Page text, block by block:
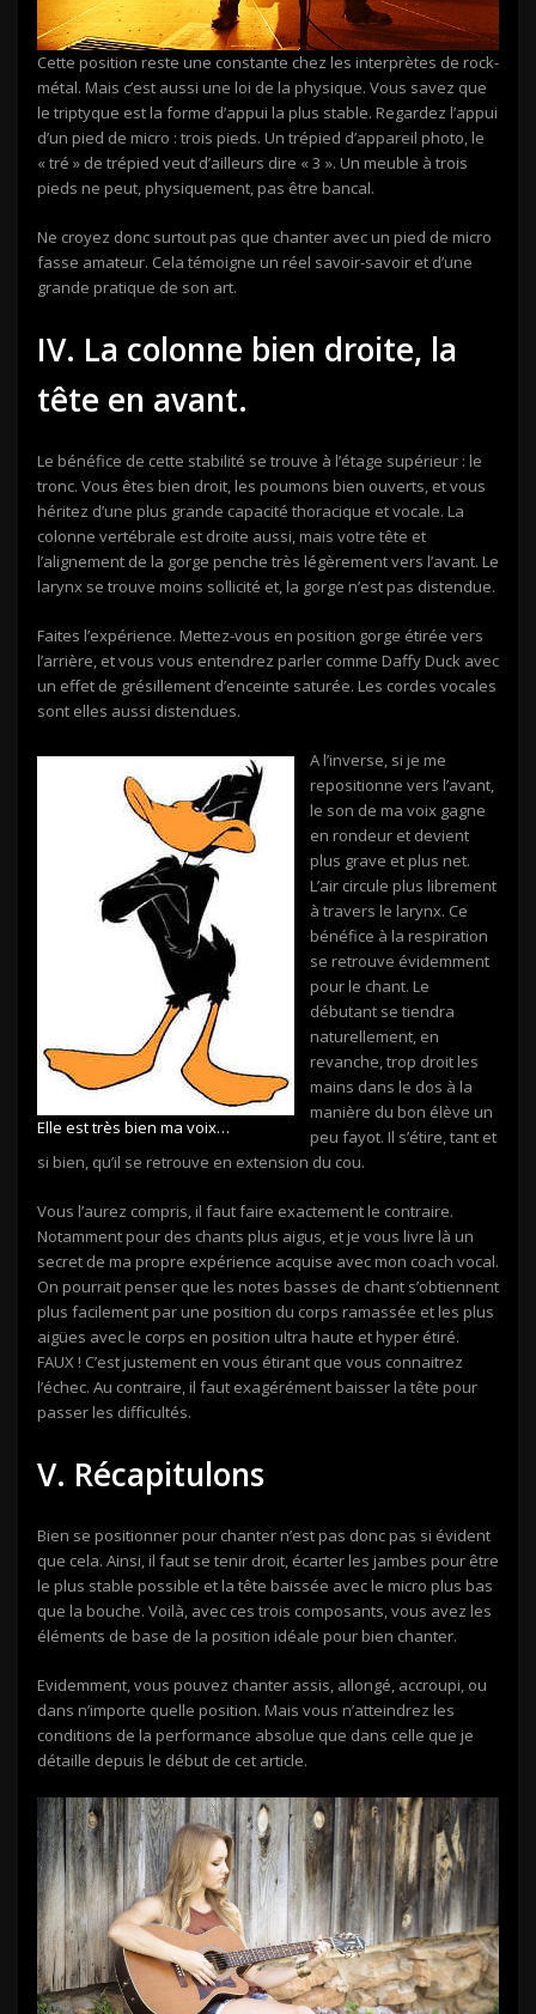
Cette position reste une constante chez les interprètes de rock-
métal. Mais c’est aussi une loi de la physique. Vous savez que
le triptyque est la forme d’appui la plus stable. Regardez l’appui
d’un pied de micro : trois pieds. Un trépied d’appareil photo, le
« tré » de trépied veut d’ailleurs dire « 3 ». Un meuble à trois
pieds ne peut, physiquement, pas être bancal.
Ne croyez donc surtout pas que chanter avec un pied de micro
fasse amateur. Cela témoigne un réel savoir-savoir et d’une
grande pratique de son art.
IV. La colonne bien droite, la
tête en avant.
Le bénéfice de cette stabilité se trouve à l’étage supérieur : le
tronc. Vous êtes bien droit, les poumons bien ouverts, et vous
héritez d’une plus grande capacité thoracique et vocale. La
colonne vertébrale est droite aussi, mais votre tête et
l’alignement de la gorge penche très légèrement vers l’avant. Le
larynx se trouve moins sollicité et, la gorge n’est pas distendue.
Faites l’expérience. Mettez-vous en position gorge étirée vers
l’arrière, et vous vous entendrez parler comme Daffy Duck avec
un effet de grésillement d’enceinte saturée. Les cordes vocales
sont elles aussi distendues.
Elle est très bien ma voix…
A l’inverse, si je me
repositionne vers l’avant,
le son de ma voix gagne
en rondeur et devient
plus grave et plus net.
L’air circule plus librement
à travers le larynx. Ce
bénéfice à la respiration
se retrouve évidemment
pour le chant. Le
débutant se tiendra
naturellement, en
revanche, trop droit les
mains dans le dos à la
manière du bon élève un
peu fayot. Il s’étire, tant et
si bien, qu’il se retrouve en extension du cou.
Vous l’aurez compris, il faut faire exactement le contraire.
Notamment pour des chants plus aigus, et je vous livre là un
secret de ma propre expérience acquise avec mon coach vocal.
On pourrait penser que les notes basses de chant s’obtiennent
plus facilement par une position du corps ramassée et les plus
aigües avec le corps en position ultra haute et hyper étiré.
FAUX ! C’est justement en vous étirant que vous connaitrez
l’échec. Au contraire, il faut exagérément baisser la tête pour
passer les difficultés.
V. Récapitulons
Bien se positionner pour chanter n’est pas donc pas si évident
que cela. Ainsi, il faut se tenir droit, écarter les jambes pour être
le plus stable possible et la tête baissée avec le micro plus bas
que la bouche. Voilà, avec ces trois composants, vous avez les
éléments de base de la position idéale pour bien chanter.
Evidemment, vous pouvez chanter assis, allongé, accroupi, ou
dans n’importe quelle position. Mais vous n’atteindrez les
conditions de la performance absolue que dans celle que je
détaille depuis le début de cet article.